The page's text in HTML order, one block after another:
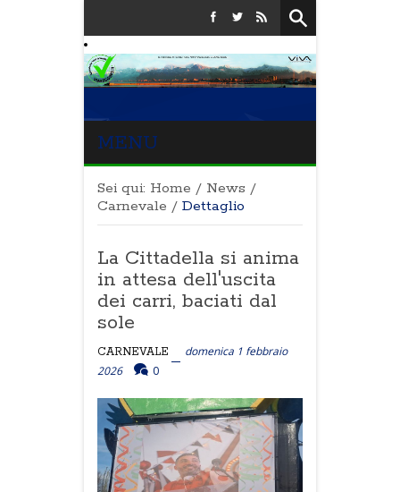
MENU
Sei qui: Home / News /
Carnevale / Dettaglio
La Cittadella si anima
in attesa dell'uscita
dei carri, baciati dal
sole
CARNEVALE
domenica 1 febbraio
2026
0